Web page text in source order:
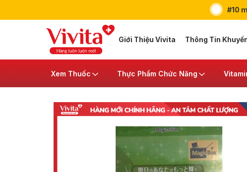
#10
Giới Thiệu Vivita Thông Tin
Xem Thuốc Thực Phẩm Chức Năng